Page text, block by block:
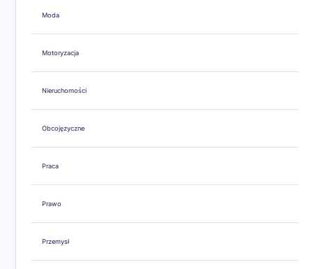
Moda
Motoryzacja
Nieruchomości
Obcojęzyczne
Praca
Prawo
Przemysł